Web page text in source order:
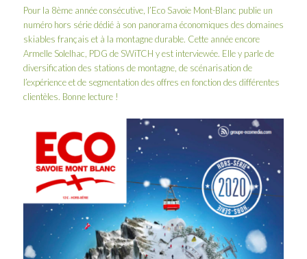
Pour la 8ème année consécutive, l’Eco Savoie Mont-Blanc publie un
numéro hors série dédié à son panorama économiques des domaines
skiables français et à la montagne durable. Cette année encore
Armelle Solelhac , PDG de SWiTCH y est interviewée. Elle y parle de
diversification des stations de montagne, de scénarisation de
l’expérience et de segmentation des offres en fonction des différentes
clientèles. Bonne lecture !